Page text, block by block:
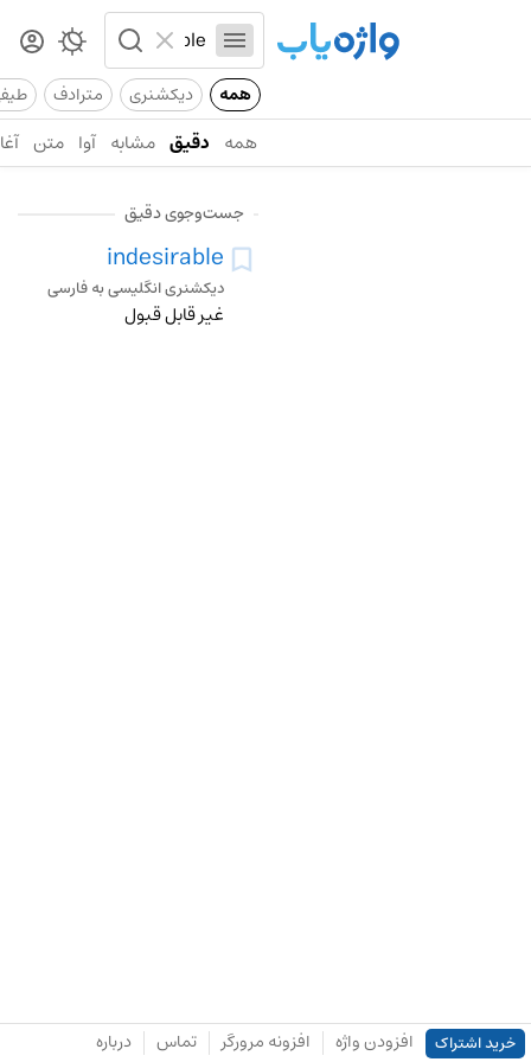
همه دیکشنری مترادف
همه دقیق مشابه آوا متن
جست‌وجوی دقیق
indesirable
دیکشنری انگلیسی به فارسی
غیر قابل قبول
خرید اشتراک افزودن واژه افزونه مرورگر تماس درباره